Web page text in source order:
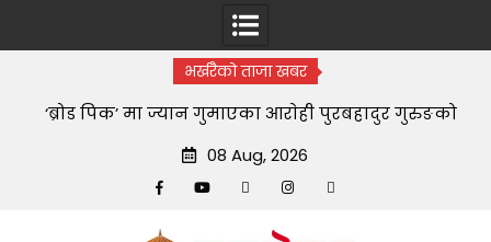
भर्खरैको ताजा खबर
‘ब्रोड पिक’ मा ज्यान गुमाएका आराेही पुरबहादुर गुरुङको
08 Aug, 2026